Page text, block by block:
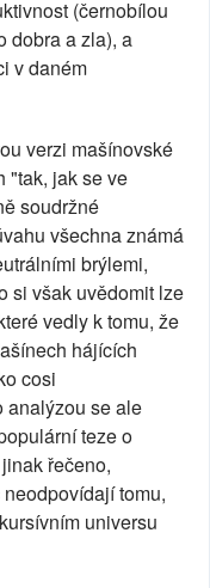
(černobílou
dobra a zla), a
v daném
verzi mašínovské
"tak, jak se ve
soudržné
všechna známá
brýlemi,
si však uvědomit lze
vedly k tomu, že
hájících
cosi
analýzou se ale
teze o
řečeno,
tomu,
universu